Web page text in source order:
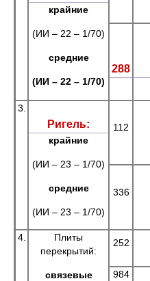
крайние
(ИИ – 22 – 1/70)
средние
(ИИ – 22 – 1/70)
288
3.
Ригель:
крайние
(ИИ – 23 – 1/70)
средние
(ИИ – 23 – 1/70)
112
336
4.
Плиты
перекрытий:
связевые
252
984